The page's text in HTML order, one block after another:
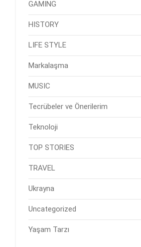
GAMING
HISTORY
LIFE STYLE
Markalaşma
MUSIC
Tecrübeler ve Önerilerim
Teknoloji
TOP STORIES
TRAVEL
Ukrayna
Uncategorized
Yaşam Tarzı